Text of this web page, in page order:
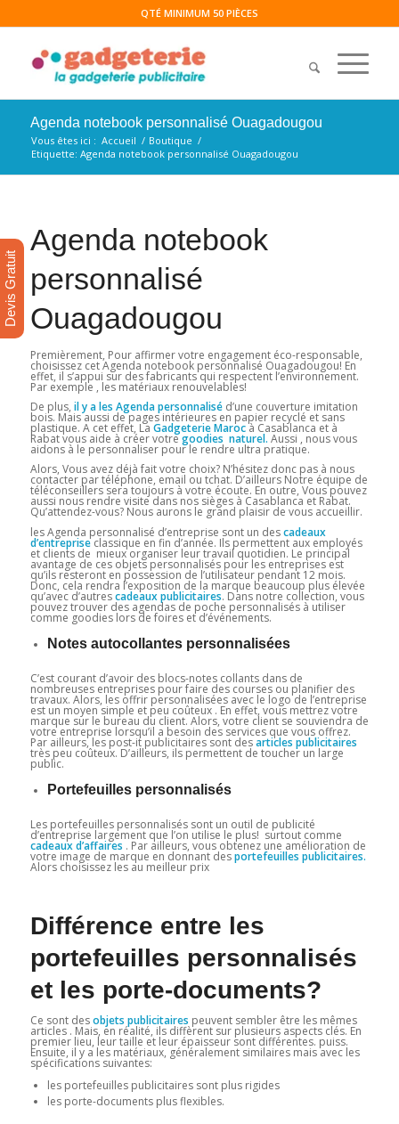
QTÉ MINIMUM 50 PIÈCES
Agenda notebook personnalisé Ouagadougou
Vous êtes ici : Accueil / Boutique /
Etiquette: Agenda notebook personnalisé Ouagadougou
Agenda notebook
personnalisé
Ouagadougou
Premièrement, Pour affirmer votre engagement éco-responsable,
choisissez cet Agenda notebook personnalisé Ouagadougou! En
effet, il s’appui sur des fabricants qui respectent l’environnement.
Par exemple , les matériaux renouvelables!
De plus, il y a les Agenda personnaliséd’une couverture imitation
bois. Mais aussi de pages intérieures en papier recyclé et sans
plastique. A cet effet, La Gadgeterie Marocà Casablanca et à
Rabat vous aide à créer votregoodies naturel. Aussi , nous vous
aidons à le personnaliser pour le rendre ultra pratique.
Alors, Vous avez déjà fait votre choix? N’hésitez donc pas à nous
contacter par téléphone, email ou tchat. D’ailleurs Notre équipe de
téléconseillers sera toujours à votre écoute. En outre, Vous pouvez
aussi nous rendre visite dans nos sièges à Casablanca et Rabat.
Qu’attendez-vous? Nous aurons le grand plaisir de vous accueillir.
les Agenda personnalisé d’entreprise sont un descadeaux
d’entrepriseclassique en fin d’année. Ils permettent aux employés
et clients de mieux organiser leur travail quotidien. Le principal
avantage de ces objets personnalisés pour les entreprises est
qu’ils resteront en possession de l’utilisateur pendant 12 mois.
Donc, cela rendra l’exposition de la marque beaucoup plus élevée
qu’avec d’autrescadeaux publicitaires. Dans notre collection, vous
pouvez trouver des agendas de poche personnalisés à utiliser
comme goodies lors de foires et d’événements.
Notes autocollantes personnalisées
C’est courant d’avoir des blocs-notes collants dans de
nombreuses entreprises pour faire des courses ou planifier des
travaux. Alors, les offrir personnalisées avec le logo de l’entreprise
est un moyen simple et peu coûteux . En effet, vous mettrez votre
marque sur le bureau du client. Alors, votre client se souviendra de
votre entreprise lorsqu’il a besoin des services que vous offrez.
Par ailleurs, les post-it publicitaires sont desarticles publicitaires
très peu coûteux. D’ailleurs, ils permettent de toucher un large
public.
Portefeuilles personnalisés
Les portefeuilles personnalisés sont un outil de publicité
d’entreprise largement que l’on utilise le plus! surtout comme
cadeaux d’affaires . Par ailleurs, vous obtenez une amélioration de
votre image de marque en donnant desportefeuilles publicitaires.
Alors choisissez les au meilleur prix
Différence entre les
portefeuilles personnalisés
et les porte-documents?
Ce sont desobjets publicitaires peuvent sembler être les mêmes
articles . Mais, en réalité, ils diffèrent sur plusieurs aspects clés. En
premier lieu, leur taille et leur épaisseur sont différentes. puiss.
Ensuite, il y a les matériaux, généralement similaires mais avec les
spécifications suivantes:
les portefeuilles publicitaires sont plus rigides
les porte-documents plus flexibles.
Devis Gratuit